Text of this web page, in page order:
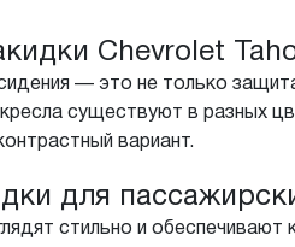
Chevrolet
— это не только
существуют в разных
вариант.
для
стильно и